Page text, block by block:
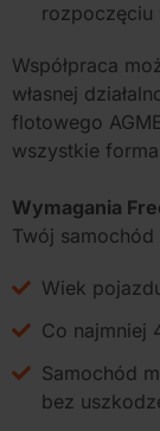
rozpoczęciu
Współpraca
własnej
flotowego
wszystkie
Wymagania
Twój samochód
Wiek
Co najmniej
Samochód
bez